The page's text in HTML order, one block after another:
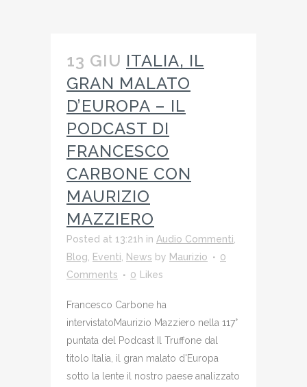
13 GIU ITALIA, IL
GRAN MALATO
D’EUROPA – IL
PODCAST DI
FRANCESCO
CARBONE CON
MAURIZIO
MAZZIERO
Posted at 13:21h in Audio Commenti
Blog Eventi News by Maurizio
0
Comments
0 Likes
Francesco Carbone ha
intervistatoMaurizio Mazziero nella 117°
puntata del Podcast Il Truffone dal
titolo Italia, il gran malato d'Europa
sotto la lente il nostro paese analizzato